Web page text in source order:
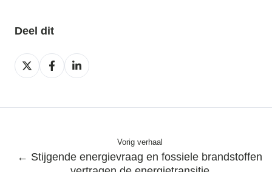
Deel dit
Deel
op
Deel
op
Deel
op
Vorig verhaal
← Stijgende energievraag en fossiele brandstoffen